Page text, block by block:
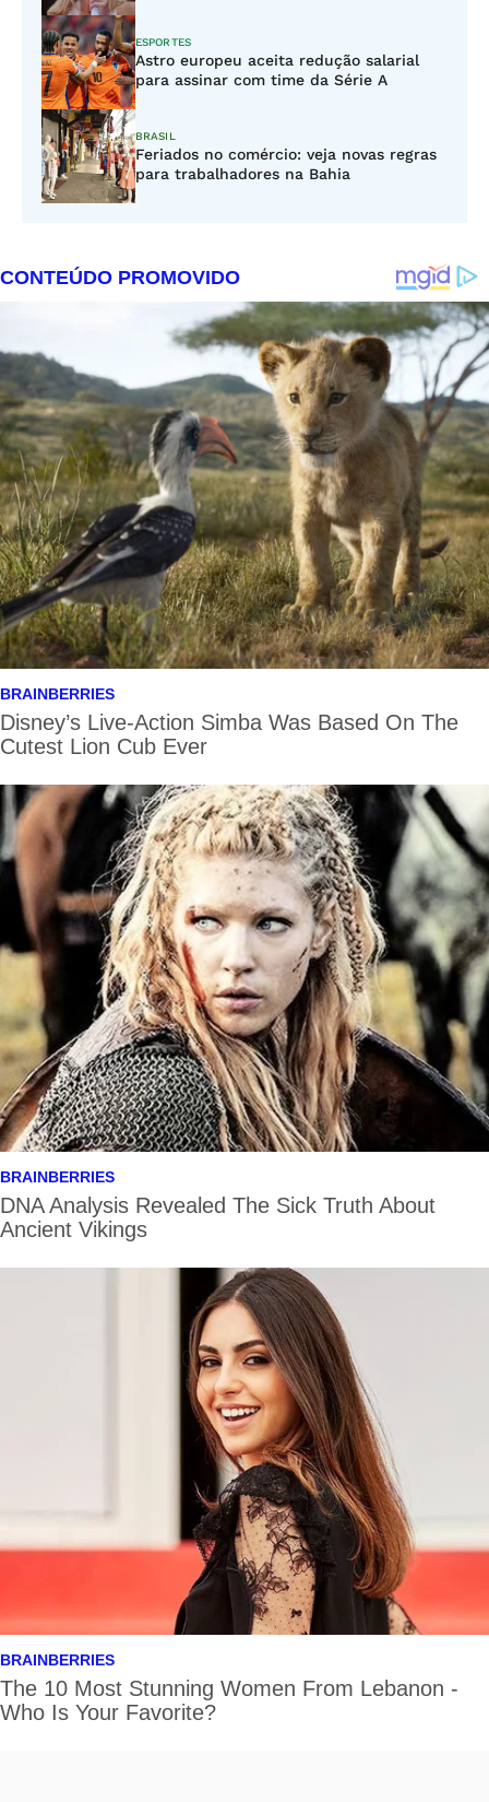
ESPORTES
Astro europeu aceita redução salarial
para assinar com time da Série A
BRASIL
Feriados no comércio: veja novas regras
para trabalhadores na Bahia